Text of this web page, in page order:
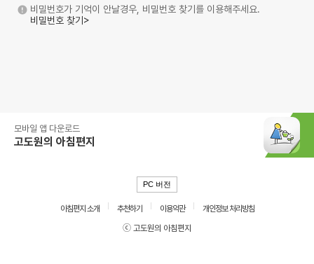
비밀번호가 기억이 안날경우, 비밀번호 찾기를 이용해주세요.
비밀번호 찾기>
모바일 앱 다운로드
고도원의 아침편지
PC 버전
아침편지 소개 추천하기 이용약관
개인정보 처리방침
ⓒ 고도원의 아침편지